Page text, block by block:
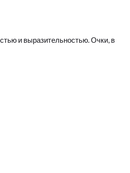
и выразительностью. Очки, в